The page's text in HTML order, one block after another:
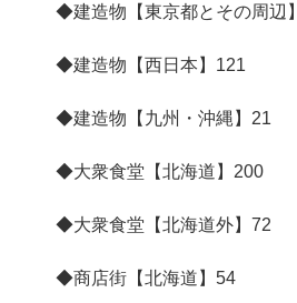
◆建造物【東京都とその周辺】
◆建造物【西日本】 121
◆建造物【九州・沖縄】 21
◆大衆食堂【北海道】 200
◆大衆食堂【北海道外】 72
◆商店街【北海道】 54